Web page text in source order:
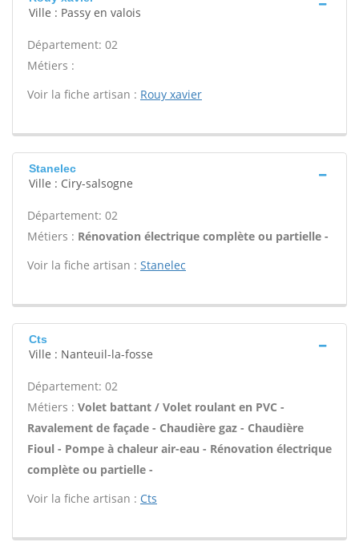
Ville : Passy en valois
Département: 02
Métiers :
Voir la fiche artisan : Rouy xavier
Stanelec
Ville : Ciry-salsogne
Département: 02
Métiers : Rénovation électrique complète ou partielle -
Voir la fiche artisan : Stanelec
Cts
Ville : Nanteuil-la-fosse
Département: 02
Métiers : Volet battant / Volet roulant en PVC -
Ravalement de façade - Chaudière gaz - Chaudière
Fioul - Pompe à chaleur air-eau - Rénovation électrique
complète ou partielle -
Voir la fiche artisan : Cts